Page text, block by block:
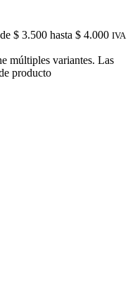
$ 3.500 hasta $ 4.000 IVA
múltiples variantes. Las
producto